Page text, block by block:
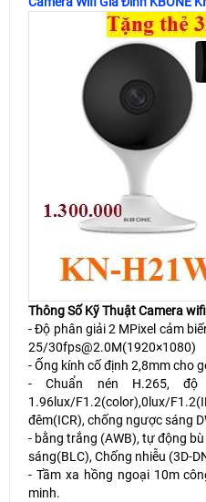
Thông Số Kỹ Thuật Camera
- Độ phân giải 2 MPixel cảm
25/30fps@2.0M(1920×1080)
- Ống kính cố định 2,8mm cho
- Chuẩn nén H.265,
1.96lux/F1.2(color),0lux/
đêm(ICR), chống ngược sáng
- bằng trắng (AWB), tự động
sáng(BLC), Chống nhiễu (3D-
- Tầm xa hồng ngoại 10m
minh.